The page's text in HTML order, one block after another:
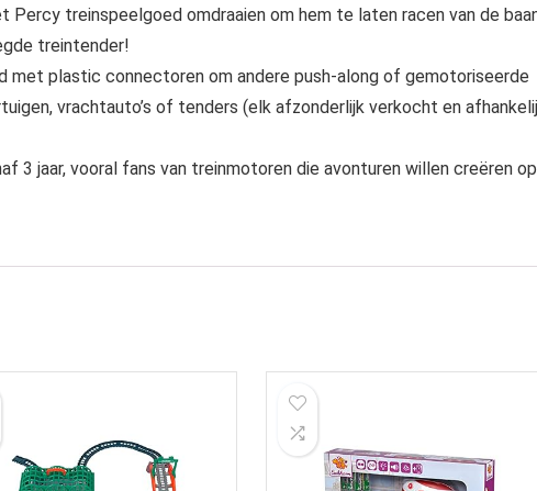
Percy treinspeelgoed omdraaien om hem te laten racen van de
treintender!
met plastic connectoren om andere push-along of gemotoriseerde
vrachtauto’s of tenders (elk afzonderlijk verkocht en
3 jaar, vooral fans van treinmotoren die avonturen willen creëren op